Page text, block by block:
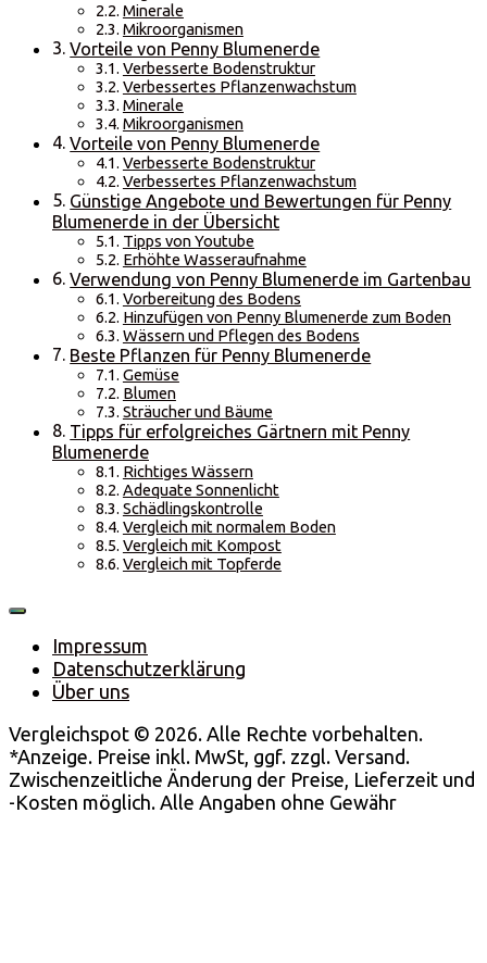
Minerale
Mikroorganismen
Vorteile von Penny Blumenerde
Verbesserte Bodenstruktur
Verbessertes Pflanzenwachstum
Minerale
Mikroorganismen
Vorteile von Penny Blumenerde
Verbesserte Bodenstruktur
Verbessertes Pflanzenwachstum
Günstige Angebote und Bewertungen für Penny
Blumenerde in der Übersicht
Tipps von Youtube
Erhöhte Wasseraufnahme
Verwendung von Penny Blumenerde im Gartenbau
Vorbereitung des Bodens
Hinzufügen von Penny Blumenerde zum Boden
Wässern und Pflegen des Bodens
Beste Pflanzen für Penny Blumenerde
Gemüse
Blumen
Sträucher und Bäume
Tipps für erfolgreiches Gärtnern mit Penny
Blumenerde
Richtiges Wässern
Adequate Sonnenlicht
Schädlingskontrolle
Vergleich mit normalem Boden
Vergleich mit Kompost
Vergleich mit Topferde
Impressum
Datenschutzerklärung
Über uns
Vergleichspot © 2026. Alle Rechte vorbehalten.
*Anzeige. Preise inkl. MwSt, ggf. zzgl. Versand.
Zwischenzeitliche Änderung der Preise, Lieferzeit und
-Kosten möglich. Alle Angaben ohne Gewähr